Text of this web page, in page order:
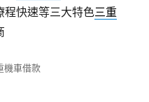
程快速等三大特色三重
機車借款